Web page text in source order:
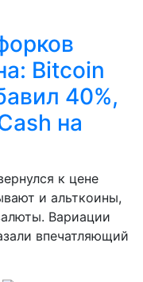
Bitcoin
40%,
на
к цене
и альткоины,
Вариации
впечатляющий